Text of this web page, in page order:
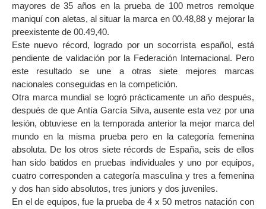
mayores de 35 años en la prueba de 100 metros remolque
maniquí con aletas, al situar la marca en 00.48,88 y mejorar la
preexistente de 00.49,40.
Este nuevo récord, logrado por un socorrista español, está
pendiente de validación por la Federación Internacional. Pero
este resultado se une a otras siete mejores marcas
nacionales conseguidas en la competición.
Otra marca mundial se logró prácticamente un año después,
después de que Antía García Silva, ausente esta vez por una
lesión, obtuviese en la temporada anterior la mejor marca del
mundo en la misma prueba pero en la categoría femenina
absoluta. De los otros siete récords de España, seis de ellos
han sido batidos en pruebas individuales y uno por equipos,
cuatro corresponden a categoría masculina y tres a femenina
y dos han sido absolutos, tres juniors y dos juveniles.
En el de equipos, fue la prueba de 4 x 50 metros natación con